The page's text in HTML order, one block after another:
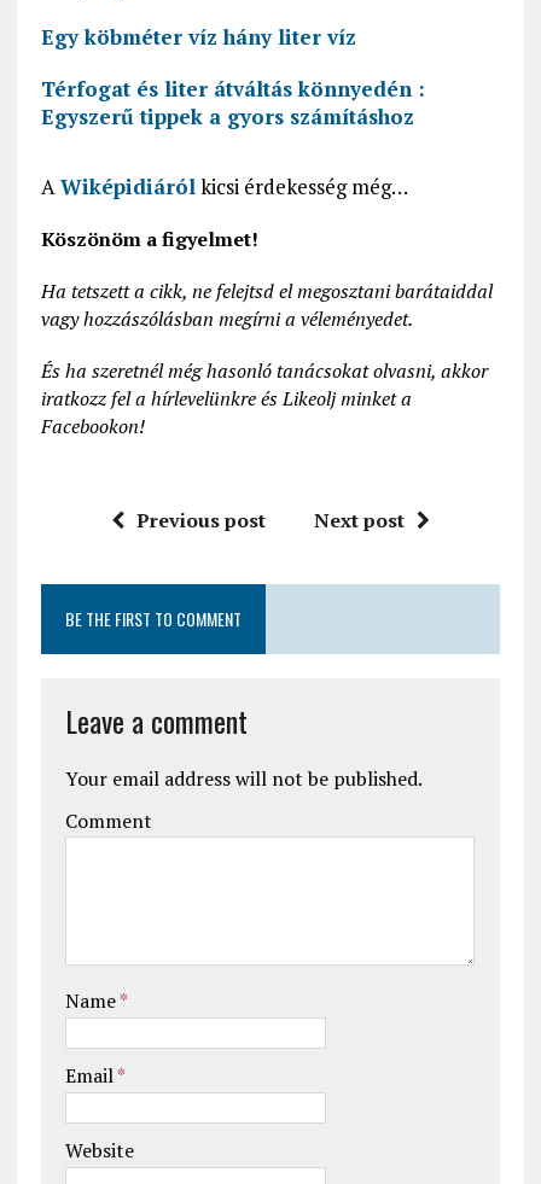
Egy köbméter víz hány liter víz
Térfogat és liter átváltás könnyedén :
Egyszerű tippek a gyors számításhoz
AWiképidiárólkicsi érdekesség még…
Köszönöm a figyelmet!
Ha tetszett a cikk, ne felejtsd el megosztani barátaiddal
vagy hozzászólásban megírni a véleményedet.
És ha szeretnél még hasonló tanácsokat olvasni, akkor
iratkozz fel a hírlevelünkre és Likeolj minket a
Facebookon!
Previous post Next post
BE THE FIRST TO COMMENT
Leave a comment
Your email address will not be published.
Comment
Name*
Email*
Website